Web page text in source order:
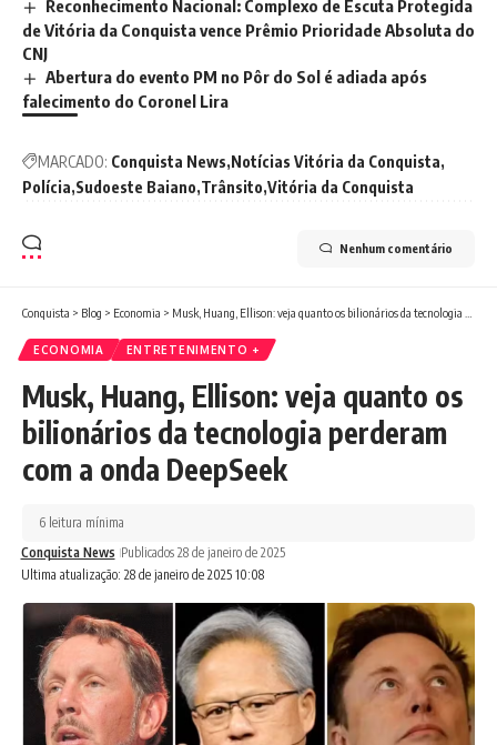
Reconhecimento Nacional: Complexo de Escuta Protegida
de Vitória da Conquista vence Prêmio Prioridade Absoluta do
CNJ
Abertura do evento PM no Pôr do Sol é adiada após
falecimento do Coronel Lira
MARCADO: Conquista News Notícias Vitória da Conquista
Polícia Sudoeste Baiano Trânsito Vitória da Conquista
Nenhum comentário
Conquista > Blog > Economia > Musk, Huang, Ellison: veja quanto os bilionários da tecnologia perderam com a onda DeepSeek
ECONOMIA ENTRETENIMENTO +
Musk, Huang, Ellison: veja quanto os
bilionários da tecnologia perderam
com a onda DeepSeek
Ultima atualização: 28 de janeiro de 2025 10:08
Conquista News Publicados 28 de janeiro de 2025
6 leitura mínima